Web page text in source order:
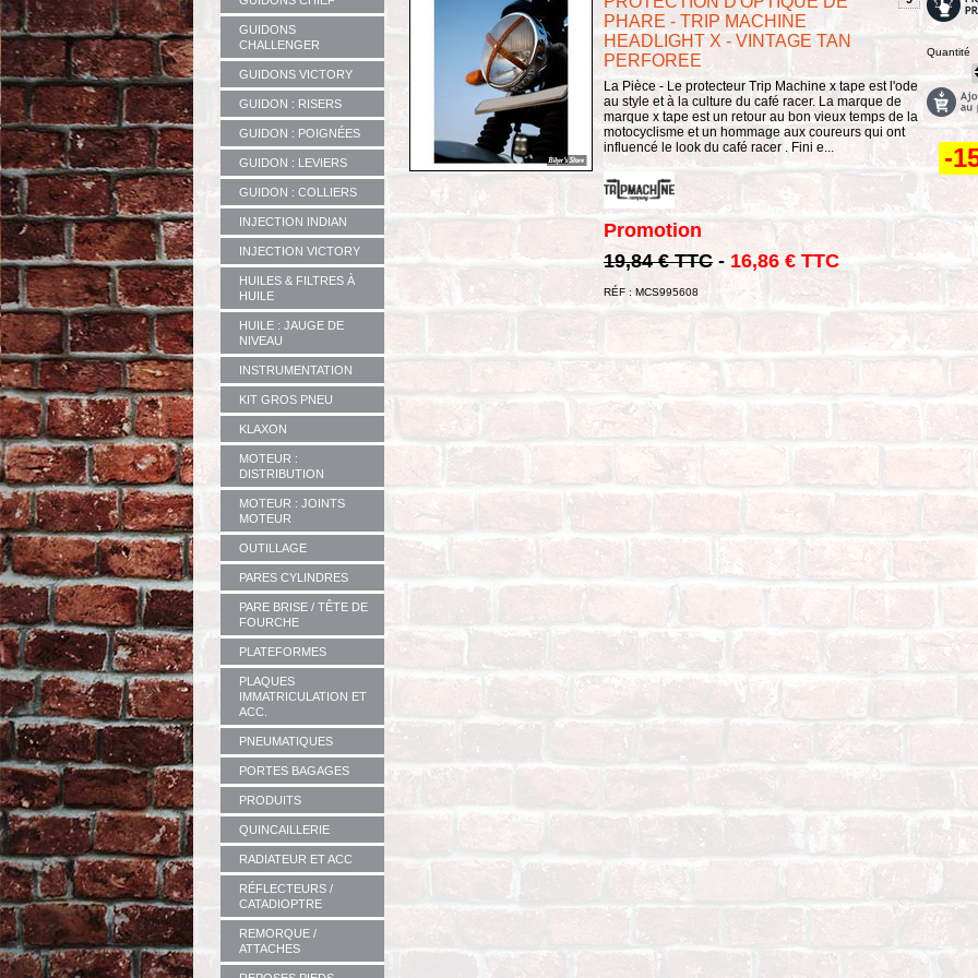
GUIDONS
CHALLENGER
GUIDONS VICTORY
GUIDON : RISERS
GUIDON : POIGNÉES
GUIDON : LEVIERS
GUIDON : COLLIERS
INJECTION INDIAN
INJECTION VICTORY
HUILES & FILTRES À
HUILE
HUILE : JAUGE DE
NIVEAU
INSTRUMENTATION
KIT GROS PNEU
KLAXON
MOTEUR :
DISTRIBUTION
MOTEUR : JOINTS
MOTEUR
OUTILLAGE
PARES CYLINDRES
PARE BRISE / TÊTE DE
FOURCHE
PLATEFORMES
PLAQUES
IMMATRICULATION ET
ACC.
PNEUMATIQUES
PORTES BAGAGES
PRODUITS
QUINCAILLERIE
RADIATEUR ET ACC
RÉFLECTEURS /
CATADIOPTRE
REMORQUE /
ATTACHES
PHARE - TRIP MACHINE
HEADLIGHT X - VINTAGE TAN
PERFOREE
La Pièce - Le protecteur Trip Machine x tape est l'ode
au style et à la culture du café racer. La marque de
marque x tape est un retour au bon vieux temps de la
motocyclisme et un hommage aux coureurs qui ont
influencé le look du café racer . Fini e...
Promotion
19,84 € TTC - 16,86 € TTC
RÉF : MCS995608
Quantité
-